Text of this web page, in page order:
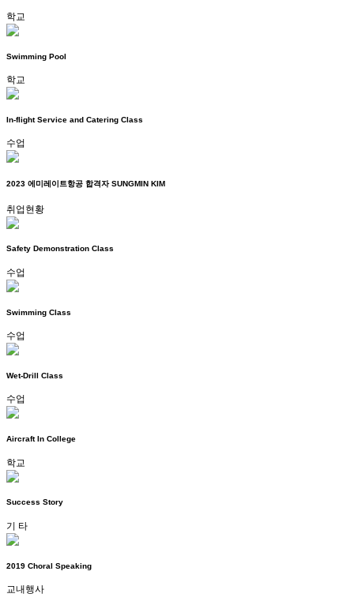
학교
Swimming Pool
학교
In-flight Service and Catering Class
수업
2023 에미레이트항공 합격자 SUNGMIN KIM
취업현황
Safety Demonstration Class
수업
Swimming Class
수업
Wet-Drill Class
수업
Aircraft In College
학교
Success Story
기 타
2019 Choral Speaking
교내행사